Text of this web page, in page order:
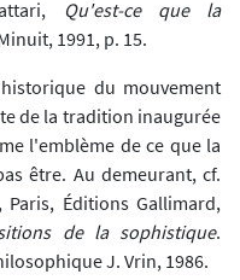
Qu'est-ce que la
1991, p. 15.
du mouvement
de la tradition inaugurée
l'emblème de ce que la
être. Au demeurant, cf.
Paris, Éditions Gallimard,
de la sophistique.
J. Vrin, 1986.